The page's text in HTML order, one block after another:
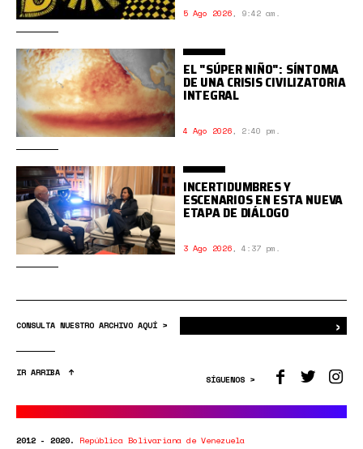
5 Ago 2026, 9:42 am.
EL "SÚPER NIÑO": SÍNTOMA
DE UNA CRISIS CIVILIZATORIA
INTEGRAL
4 Ago 2026, 2:40 pm.
INCERTIDUMBRES Y
ESCENARIOS EN ESTA NUEVA
ETAPA DE DIÁLOGO
3 Ago 2026, 4:37 pm.
CONSULTA NUESTRO ARCHIVO AQUÍ > ›
IR ARRIBA
SÍGUENOS >
2012 - 2020. República Bolivariana de Venezuela